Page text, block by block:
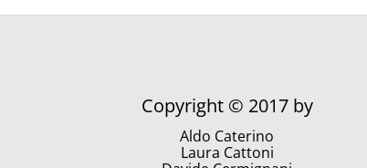
Copyright © 2017 by
Aldo Caterino
Laura Cattoni